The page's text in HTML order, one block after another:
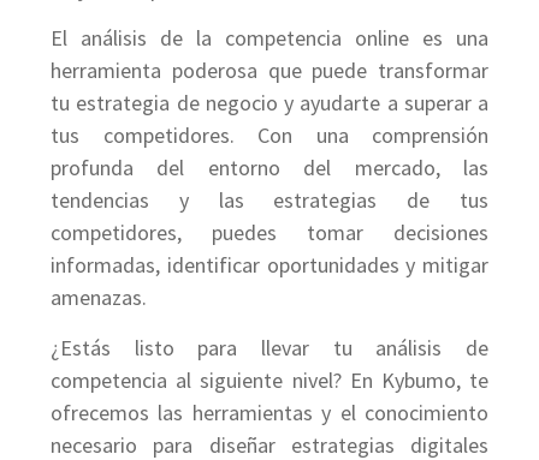
El análisis de la competencia online es una
herramienta poderosa que puede transformar
tu estrategia de negocio y ayudarte a superar a
tus competidores. Con una comprensión
profunda del entorno del mercado, las
tendencias y las estrategias de tus
competidores, puedes tomar decisiones
informadas, identificar oportunidades y mitigar
amenazas.
¿Estás listo para llevar tu análisis de
competencia al siguiente nivel? En Kybumo, te
ofrecemos las herramientas y el conocimiento
necesario para diseñar estrategias digitales